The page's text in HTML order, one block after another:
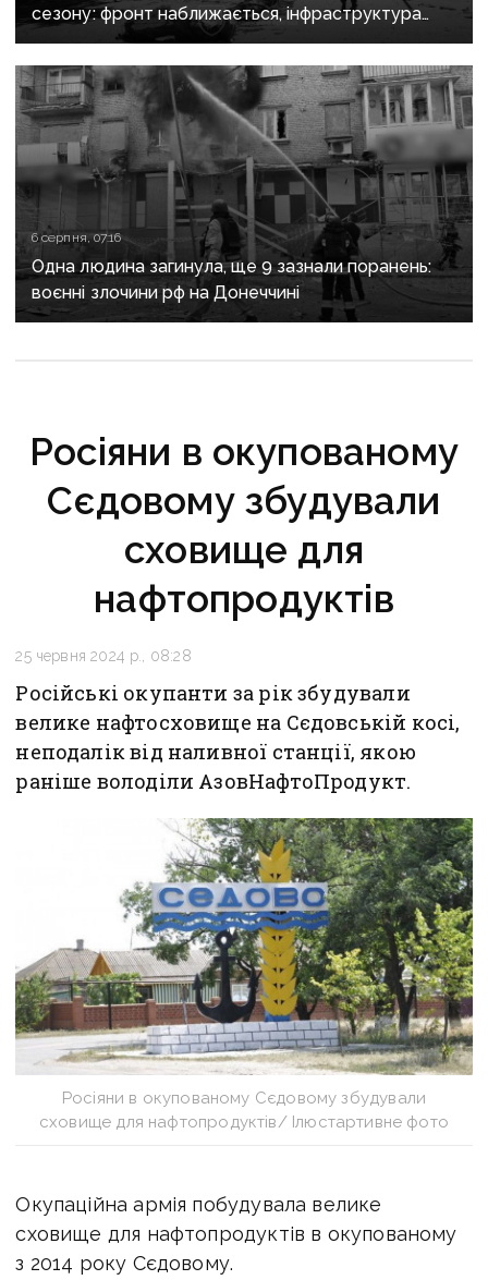
сезону: фронт наближається, інфраструктура
критично зруйнована
6 серпня, 07:16
Одна людина загинула, ще 9 зазнали поранень:
воєнні злочини рф на Донеччині
Росіяни в окупованому
Сєдовому збудували
сховище для
нафтопродуктів
25 червня 2024 р., 08:28
Російські окупанти за рік збудували
велике нафтосховище на Сєдовській косі,
неподалік від наливної станції, якою
раніше володіли АзовНафтоПродукт.
Росіяни в окупованому Сєдовому збудували
сховище для нафтопродуктів/ Ілюстартивне фото
Окупаційна армія побудувала велике
сховище для нафтопродуктів в окупованому
з 2014 року Сєдовому.